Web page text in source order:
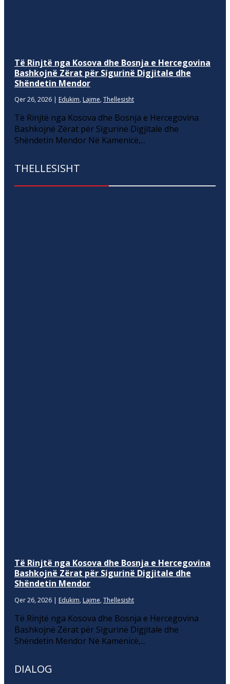
Të Rinjtë nga Kosova dhe Bosnja e Hercegovina
Bashkojnë Zërat për Sigurinë Digjitale dhe
Shëndetin Mendor
Qer 26, 2026 | Edukim, Lajme, Thellesisht
Të Rinjtë nga Kosova dhe Bosnja e Hercegovina
Bashkojnë Zërat për Sigurinë Digjitale dhe
Shëndetin Mendor Në Kamenicë,...
THELLESISHT
Të Rinjtë nga Kosova dhe Bosnja e Hercegovina
Bashkojnë Zërat për Sigurinë Digjitale dhe
Shëndetin Mendor
Qer 26, 2026 | Edukim, Lajme, Thellesisht
Të Rinjtë nga Kosova dhe Bosnja e Hercegovina
Bashkojnë Zërat për Sigurinë Digjitale dhe
Shëndetin Mendor Në Kamenicë,...
DIALOG